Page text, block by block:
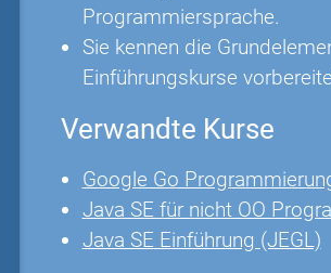
Programmiersprache.
Sie kennen die
Einführungskurse
Verwandte Kurse
Google Go
Java SE für nicht OO
Java SE Einführung (JEGL)